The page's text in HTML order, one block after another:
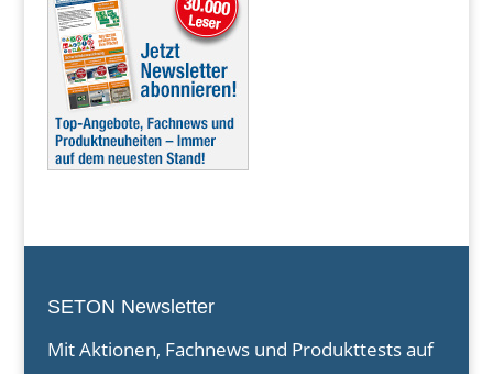
SETON Newsletter
Mit Aktionen, Fachnews und Produkttests auf